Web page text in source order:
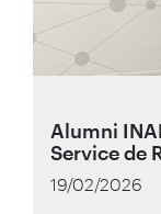
Alumni
Service de
19/02/2026